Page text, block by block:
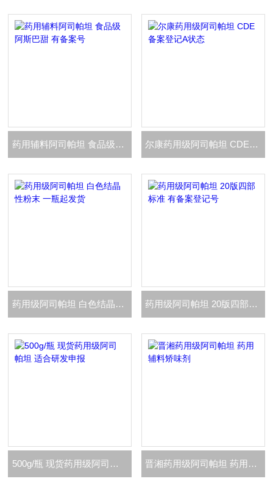
药用辅料阿司帕坦 食品级阿斯巴甜 有备案号 尔康药用级阿司帕坦 CDE备案登记A状态
药用级阿司帕坦 白色结晶性粉末 一瓶起发货 药用级阿司帕坦 20版四部标准 有备案登记号
500g/瓶 现货药用级阿司帕坦 适合研发申报 晋湘药用级阿司帕坦 药用辅料矫味剂